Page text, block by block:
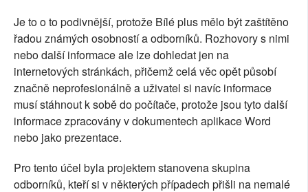
Je to o to podivnější, protože Bílé plus mělo být zaštítěno
řadou známých osobností a odborníků. Rozhovory s nimi
nebo další informace ale lze dohledat jen na
internetových stránkách, přičemž celá věc opět působí
značně neprofesionálně a uživatel si navíc informace
musí stáhnout k sobě do počítače, protože jsou tyto další
informace zpracovány v dokumentech aplikace Word
nebo jako prezentace.
Pro tento účel byla projektem stanovena skupina
odborníků, kteří si v některých případech přišli na nemalé